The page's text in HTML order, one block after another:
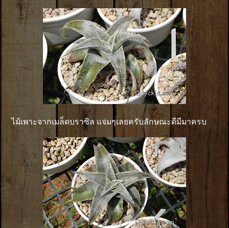
ไม้เพาะจากเมล็ดบราซิล แจ่มๆเลยครับลักษณะดีมีมาครบ